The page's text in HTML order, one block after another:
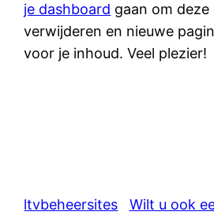
je dashboard gaan om
verwijderen en nieuwe
voor je inhoud. Veel plezier!
ltvbeheersites Wilt u ook